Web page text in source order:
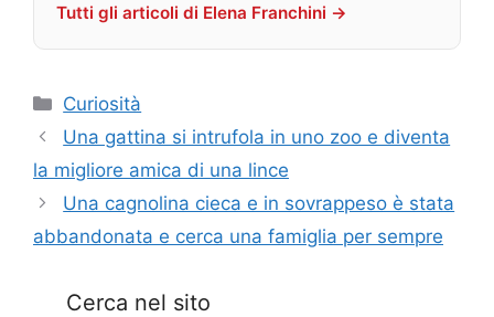
Tutti gli articoli di Elena Franchini →
Categorie
Curiosità
Una gattina si intrufola in uno zoo e diventa
la migliore amica di una lince
Una cagnolina cieca e in sovrappeso è stata
abbandonata e cerca una famiglia per sempre
Cerca nel sito